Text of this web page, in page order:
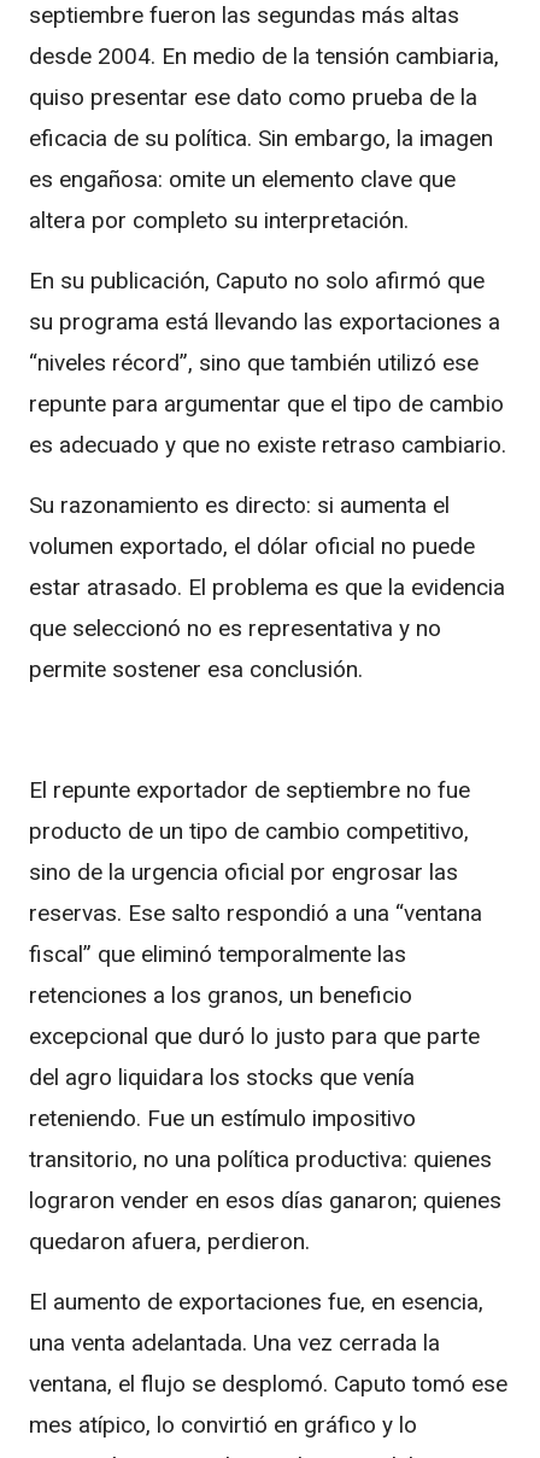
septiembre fueron las segundas más altas
desde 2004. En medio de la tensión cambiaria,
quiso presentar ese dato como prueba de la
eficacia de su política. Sin embargo, la imagen
es engañosa: omite un elemento clave que
altera por completo su interpretación.
En su publicación, Caputo no solo afirmó que
su programa está llevando las exportaciones a
“niveles récord”, sino que también utilizó ese
repunte para argumentar que el tipo de cambio
es adecuado y que no existe retraso cambiario.
Su razonamiento es directo: si aumenta el
volumen exportado, el dólar oficial no puede
estar atrasado. El problema es que la evidencia
que seleccionó no es representativa y no
permite sostener esa conclusión.
El repunte exportador de septiembre no fue
producto de un tipo de cambio competitivo,
sino de la urgencia oficial por engrosar las
reservas. Ese salto respondió a una “ventana
fiscal” que eliminó temporalmente las
retenciones a los granos, un beneficio
excepcional que duró lo justo para que parte
del agro liquidara los stocks que venía
reteniendo. Fue un estímulo impositivo
transitorio, no una política productiva: quienes
lograron vender en esos días ganaron; quienes
quedaron afuera, perdieron.
El aumento de exportaciones fue, en esencia,
una venta adelantada. Una vez cerrada la
ventana, el flujo se desplomó. Caputo tomó ese
mes atípico, lo convirtió en gráfico y lo